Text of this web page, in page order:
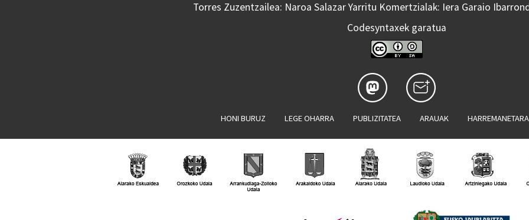
Torres Zuzentzailea: Naroa Salazar Yarritu Komertzialak: Iera Garaio
Codesyntaxek garatua
HONI BURUZ LEGE OHARRA PUBLIZITATEA ARAUAK